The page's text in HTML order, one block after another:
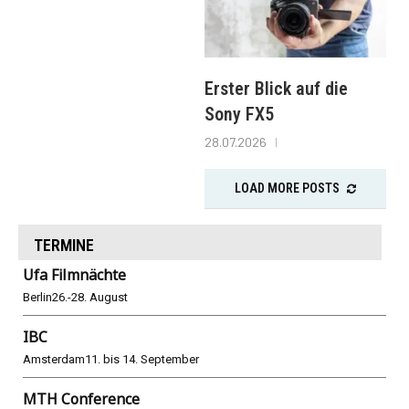
Erster Blick auf die
Sony FX5
28.07.2026
LOAD MORE POSTS
TERMINE
Ufa Filmnächte
Berlin26.-28. August
IBC
Amsterdam11. bis 14. September
MTH Conference